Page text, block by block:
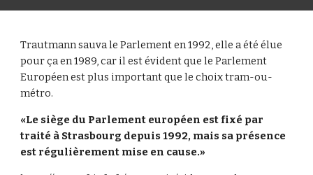
Trautmann sauva le Parlement en 1992, elle a été élue
pour ça en 1989, car il est évident que le Parlement
Européen est plus important que le choix tram-ou-
métro.
«Le siège du Parlement européen est fixé par
traité à Strasbourg depuis 1992, mais sa présence
est régulièrement mise en cause.»